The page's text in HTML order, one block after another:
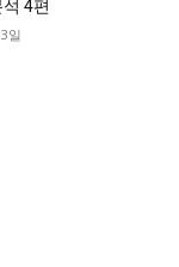
4편
일